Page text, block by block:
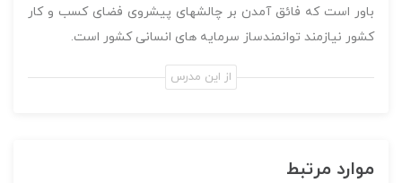
باور است که فائق آمدن بر چالش‏های پیش‏روی فضای کسب و کار
کشور نیازمند توانمندساز سرمایه های انسانی کشور است.
از این مدرس
موارد مرتبط